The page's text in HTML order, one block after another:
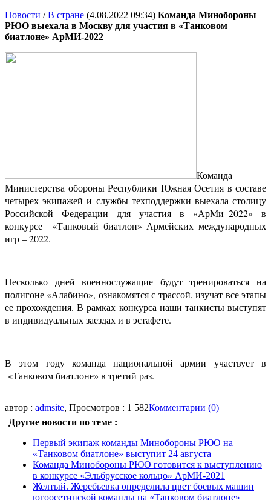
Новости /В стране (4.08.2022 09:34) Команда Минобороны
РЮО выехала в Москву для участия в «Танковом
биатлоне» АрМИ-2022
Команда
Министерства обороны Республики Южная Осетия в составе
четырех экипажей и службы техподдержки выехала столицу
Российской Федерации для участия в «АрМи–2022» в
конкурсе «Танковый биатлон» Армейских международных
игр – 2022.
Несколько дней военнослужащие будут тренироваться на
полигоне «Алабино», ознакомятся с трассой, изучат все этапы
ее прохождения. В рамках конкурса наши танкисты выступят
в индивидуальных заездах и в эстафете.
В этом году команда национальной армии участвует в
«Танковом биатлоне» в третий раз.
автор : admsite, Просмотров : 1 582Комментарии (0)
Другие новости по теме :
Первый экипаж команды Минобороны РЮО на
«Танковом биатлоне» выступит 24 августа
Команда Минобороны РЮО готовится к выступлению
в конкурсе «Эльбрусское кольцо» АрМИ-2021
Желтый. Жеребьевка определила цвет боевых машин
югоосетинской команды на «Танковом биатлоне»